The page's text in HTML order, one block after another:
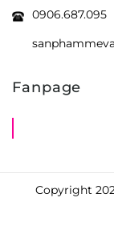
0906.687.095
Fanpage
Copyright